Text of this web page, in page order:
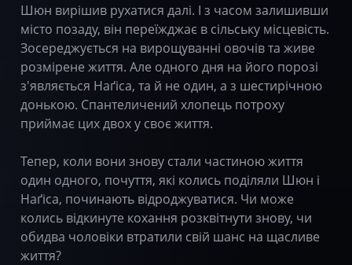
Шюн вирішив рухатися далі. І з часом залишивши
місто позаду, він переїжджає в сільську місцевість.
Зосереджується на вирощуванні овочів та живе
розмірене життя. Але одного дня на його порозі
з'являється Наґіса, та й не один, а з шестирічною
донькою. Спантеличений хлопець потроху
приймає цих двох у своє життя.
Тепер, коли вони знову стали частиною життя
один одного, почуття, які колись поділяли Шюн і
Наґіса, починають відроджуватися. Чи може
колись відкинуте кохання розквітнути знову, чи
обидва чоловіки втратили свій шанс на щасливе
життя?